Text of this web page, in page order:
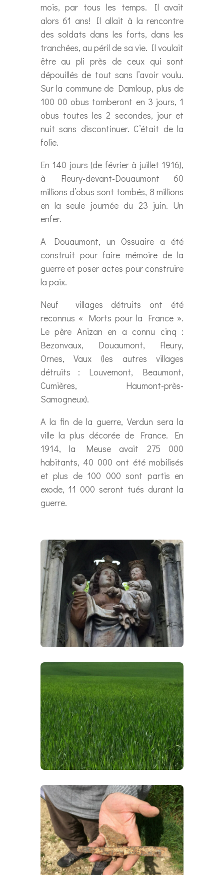
mois, par tous les temps. Il avait
alors 61 ans! Il allait à la rencontre
des soldats dans les forts, dans les
tranchées, au péril de sa vie. Il voulait
être au pli près de ceux qui sont
dépouillés de tout sans l’avoir voulu.
Sur la commune de Damloup, plus de
100 00 obus tomberont en 3 jours, 1
obus toutes les 2 secondes, jour et
nuit sans discontinuer. C’était de la
folie.
En 140 jours (de février à juillet 1916),
à Fleury-devant-Douaumont 60
millions d’obus sont tombés, 8 millions
en la seule journée du 23 juin. Un
enfer.
A Douaumont, un Ossuaire a été
construit pour faire mémoire de la
guerre et poser actes pour construire
la paix.
Neuf villages détruits ont été
reconnus « Morts pour la France ».
Le père Anizan en a connu cinq :
Bezonvaux, Douaumont, Fleury,
Ornes, Vaux (les autres villages
détruits : Louvemont, Beaumont,
Cumières, Haumont-près-
Samogneux).
A la fin de la guerre, Verdun sera la
ville la plus décorée de France. En
1914, la Meuse avait 275 000
habitants, 40 000 ont été mobilisés
et plus de 100 000 sont partis en
exode, 11 000 seront tués durant la
guerre.